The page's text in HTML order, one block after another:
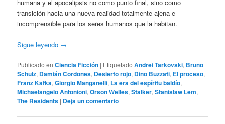
humana y el apocalipsis no como punto final, sino como
transición hacia una nueva realidad totalmente ajena e
incomprensible para los seres humanos que la habitan.
Sigue leyendo →
Publicado en Ciencia Ficción | Etiquetado Andrei Tarkovski, Bruno
Schulz, Damián Cordones, Desierto rojo, Dino Buzzati, El proceso,
Franz Kafka,Giorgio Manganelli, La era del espíritu baldío,
Michaelangelo Antonioni,Orson Welles,Stalker,Stanislaw Lem,
The Residents | Deja un comentario